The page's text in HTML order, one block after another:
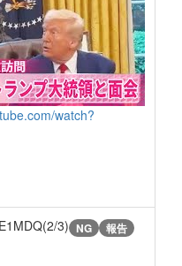
watch?
3) NG 報告